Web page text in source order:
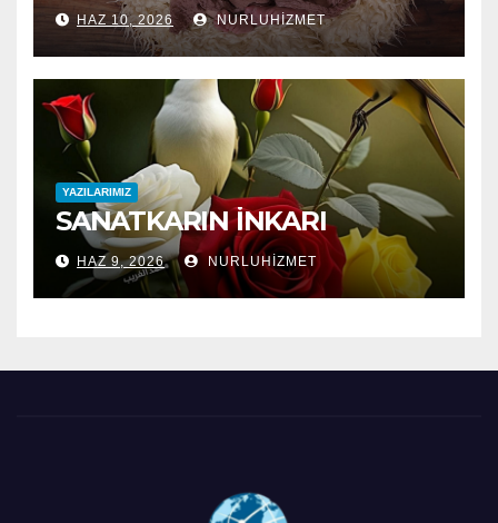
HAZ 10, 2026 NURLUHIZMET
YAZILARIMIZ
SANATKARIN İNKARI
HAZ 9, 2026 NURLUHIZMET